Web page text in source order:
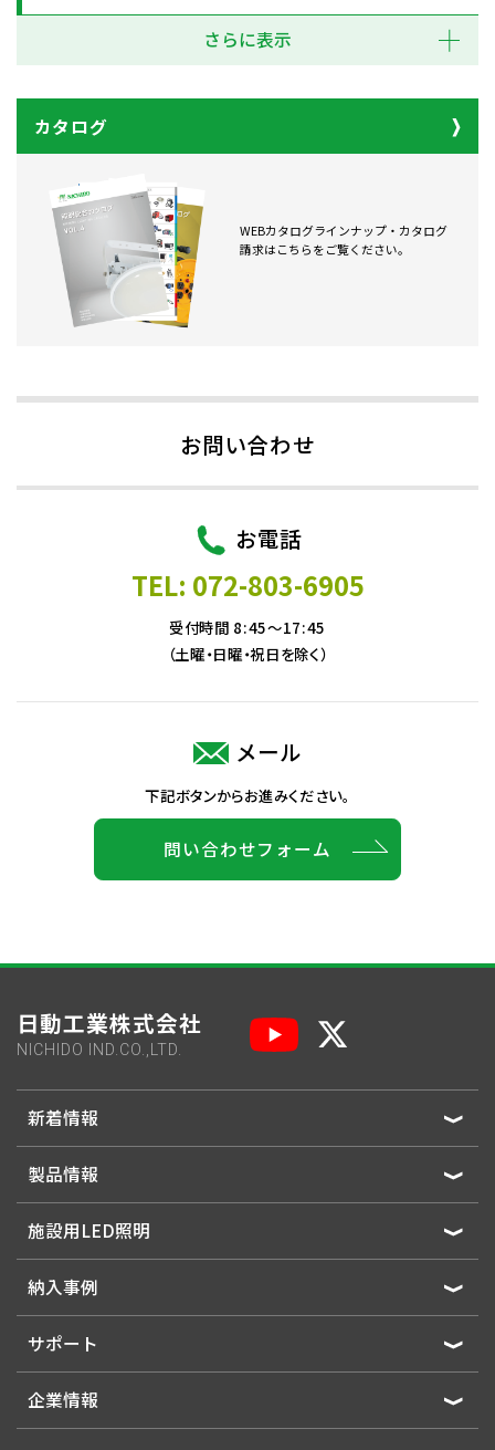
さらに表示
カタログ
WEBカタログラインナップ・カタログ
請求はこちらをご覧ください。
お問い合わせ
お電話
TEL: 072-803-6905
受付時間 8:45～17:45
（土曜・日曜・祝日を除く）
メール
下記ボタンからお進みください。
問い合わせフォーム
日動工業株式会社
NICHIDO IND.CO.,LTD.
新着情報
製品情報
施設用LED照明
納入事例
サポート
企業情報